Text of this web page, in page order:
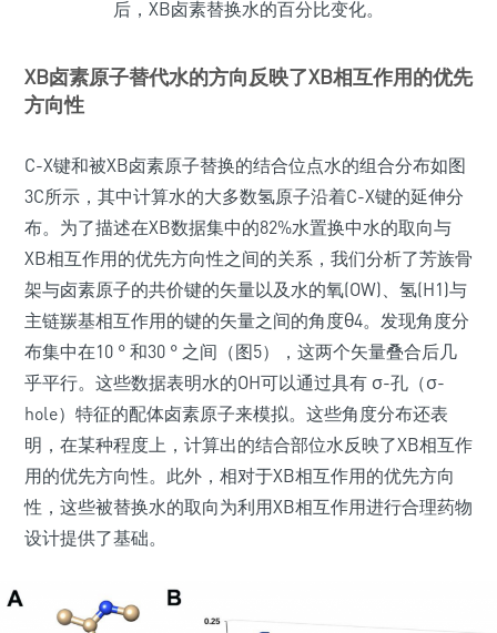
后，XB卤素替换水的百分比变化。
XB卤素原子替代水的方向反映了XB相互作用的优先
方向性
C-X键和被XB卤素原子替换的结合位点水的组合分布如图
3C所示，其中计算水的大多数氢原子沿着C-X键的延伸分
布。为了描述在XB数据集中的82%水置换中水的取向与
XB相互作用的优先方向性之间的关系，我们分析了芳族骨
架与卤素原子的共价键的矢量以及水的氧(OW)、氢(H1)与
主链羰基相互作用的键的矢量之间的角度θ4。发现角度分
布集中在10 ° 和30 ° 之间（图5），这两个矢量叠合后几
乎平行。这些数据表明水的OH可以通过具有 σ-孔（σ-
hole）特征的配体卤素原子来模拟。这些角度分布还表
明，在某种程度上，计算出的结合部位水反映了XB相互作
用的优先方向性。此外，相对于XB相互作用的优先方向
性，这些被替换水的取向为利用XB相互作用进行合理药物
设计提供了基础。